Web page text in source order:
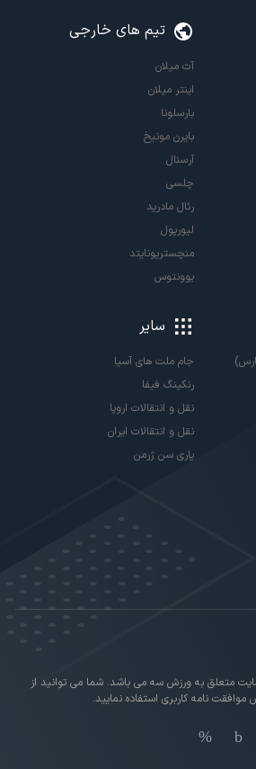
تیم های خارجی
آث میلان
اینتر میلان
بارسلونا
بایرن مونیخ
آرسنال
چلسی
رئال مادرید
لیورپول
منچستریونایتد
یوونتوس
سایر
جام ملت های آسیا
رنکینگ فیفا
نقل و انتقالات اروپا
نقل و انتقالات ایران
پاری سن ژرمن
متعلق به ورزش سه می باشد. شما می توانید از
نامه کاربری استفاده نمایید.